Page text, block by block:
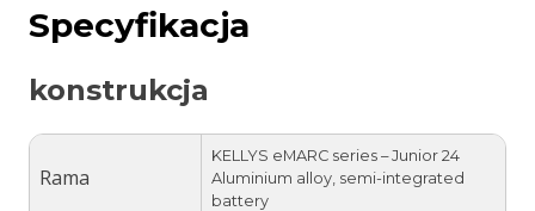
Specyfikacja
konstrukcja
Rama
KELLYS eMARC series – Junior 24
Aluminium alloy, semi-integrated
battery